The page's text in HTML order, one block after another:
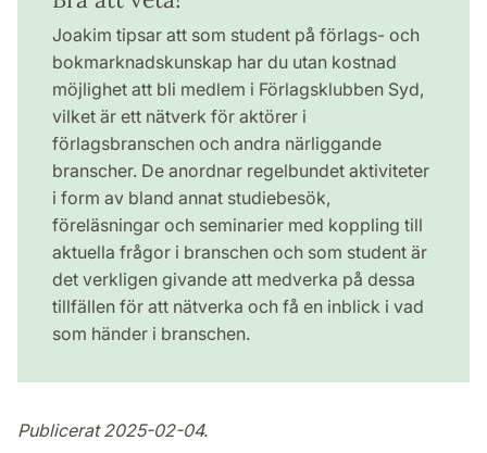
Joakim tipsar att som student på förlags- och
bokmarknadskunskap har du utan kostnad
möjlighet att bli medlem i Förlagsklubben Syd,
vilket är ett nätverk för aktörer i
förlagsbranschen och andra närliggande
branscher. De anordnar regelbundet aktiviteter
i form av bland annat studiebesök,
föreläsningar och seminarier med koppling till
aktuella frågor i branschen och som student är
det verkligen givande att medverka på dessa
tillfällen för att nätverka och få en inblick i vad
som händer i branschen.
Publicerat 2025-02-04.